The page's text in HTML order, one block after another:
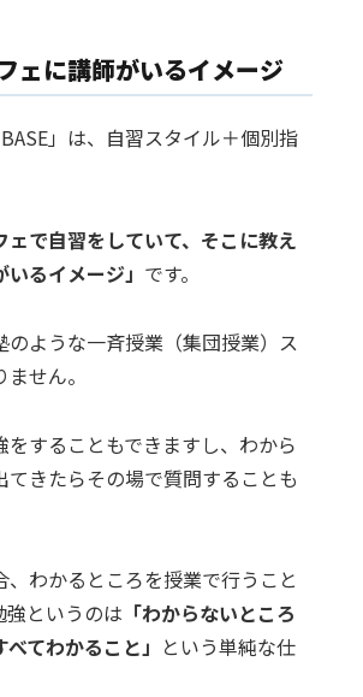
ェに講師がいるイメージ
」は、自習スタイル＋個別指
ェで自習をしていて、そこに教え
るイメージ」 です。
のような一斉授業（集団授業）ス
せん。
をすることもできますし、わから
てきたらその場で質問することも
、わかるところを授業で行うこと
強というのは 「わからないところ
てわかること」 という単純な仕